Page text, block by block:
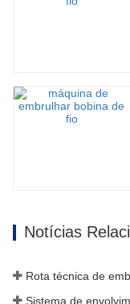
Notícias
Rota técnica de